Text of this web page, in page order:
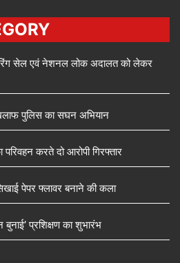
सेल एवं नेशनल लोक अदालत को लेकर
पुलिस का सघन अभियान
करते दो आरोपी गिरफ्तार
पेपर फ्लावर बनाने की कला
बुनाई’ प्रशिक्षण का शुभारंभ